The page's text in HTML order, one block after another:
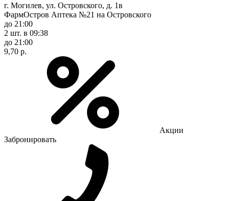
г. Могилев, ул. Островского, д. 1в
ФармОстров Аптека №21 на Островского
до 21:00
2 шт. в 09:38
до 21:00
9,70 р.
Акции
Забронировать